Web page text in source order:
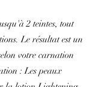
2 teintes, tout
Le résultat est un
votre carnation
: Les peaux